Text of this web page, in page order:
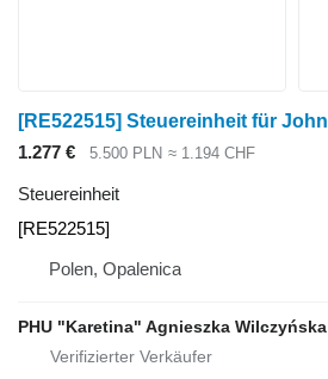
1.277 € 5.500 PLN ≈ 1.194 CHF
Steuereinheit
[RE522515]
Polen, Opalenica
PHU "Karetina" Agnieszka Wilczyńska